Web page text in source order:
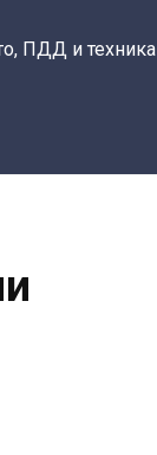
ПДД и техника